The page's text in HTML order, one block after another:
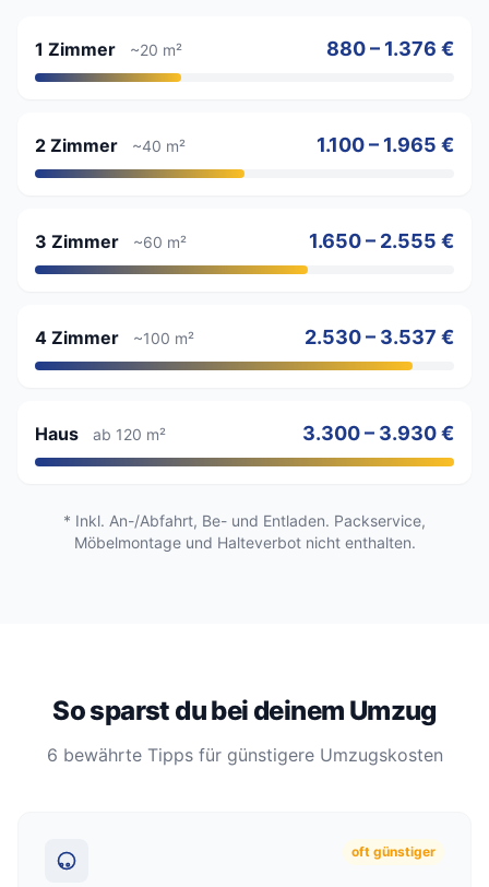
1 Zimmer ~20 m² 880 – 1.376 €
2 Zimmer ~40 m² 1.100 – 1.965 €
3 Zimmer ~60 m² 1.650 – 2.555 €
4 Zimmer ~100 m² 2.530 – 3.537 €
Haus ab 120 m² 3.300 – 3.930 €
* Inkl. An-/Abfahrt, Be- und Entladen. Packservice,
Möbelmontage und Halteverbot nicht enthalten.
So sparst du bei deinem Umzug
6 bewährte Tipps für günstigere Umzugskosten
oft günstiger